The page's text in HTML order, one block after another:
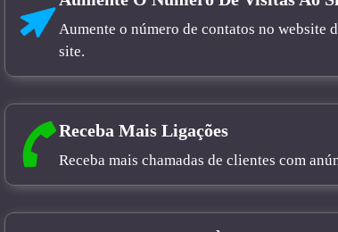
Aumente o número de contatos no website
site.
Receba Mais Ligações
Receba mais chamadas de clientes com